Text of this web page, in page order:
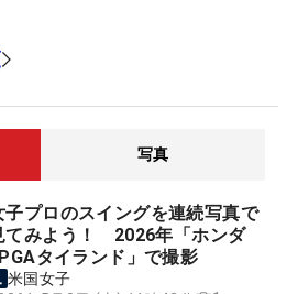
写真
子プロのスイングを連続写真で
てみよう！ 2026年「ホンダ
タイランド」で撮影
米国女子